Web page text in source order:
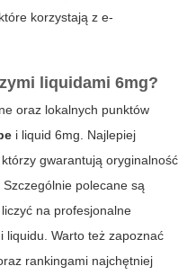
korzystają z e-
liquidami 6mg?
oraz lokalnych punktów
i liquid 6mg. Najlepiej
gwarantują oryginalność
polecane są
na profesjonalne
liquidu. Warto też zapoznać
rankingami najchętniej